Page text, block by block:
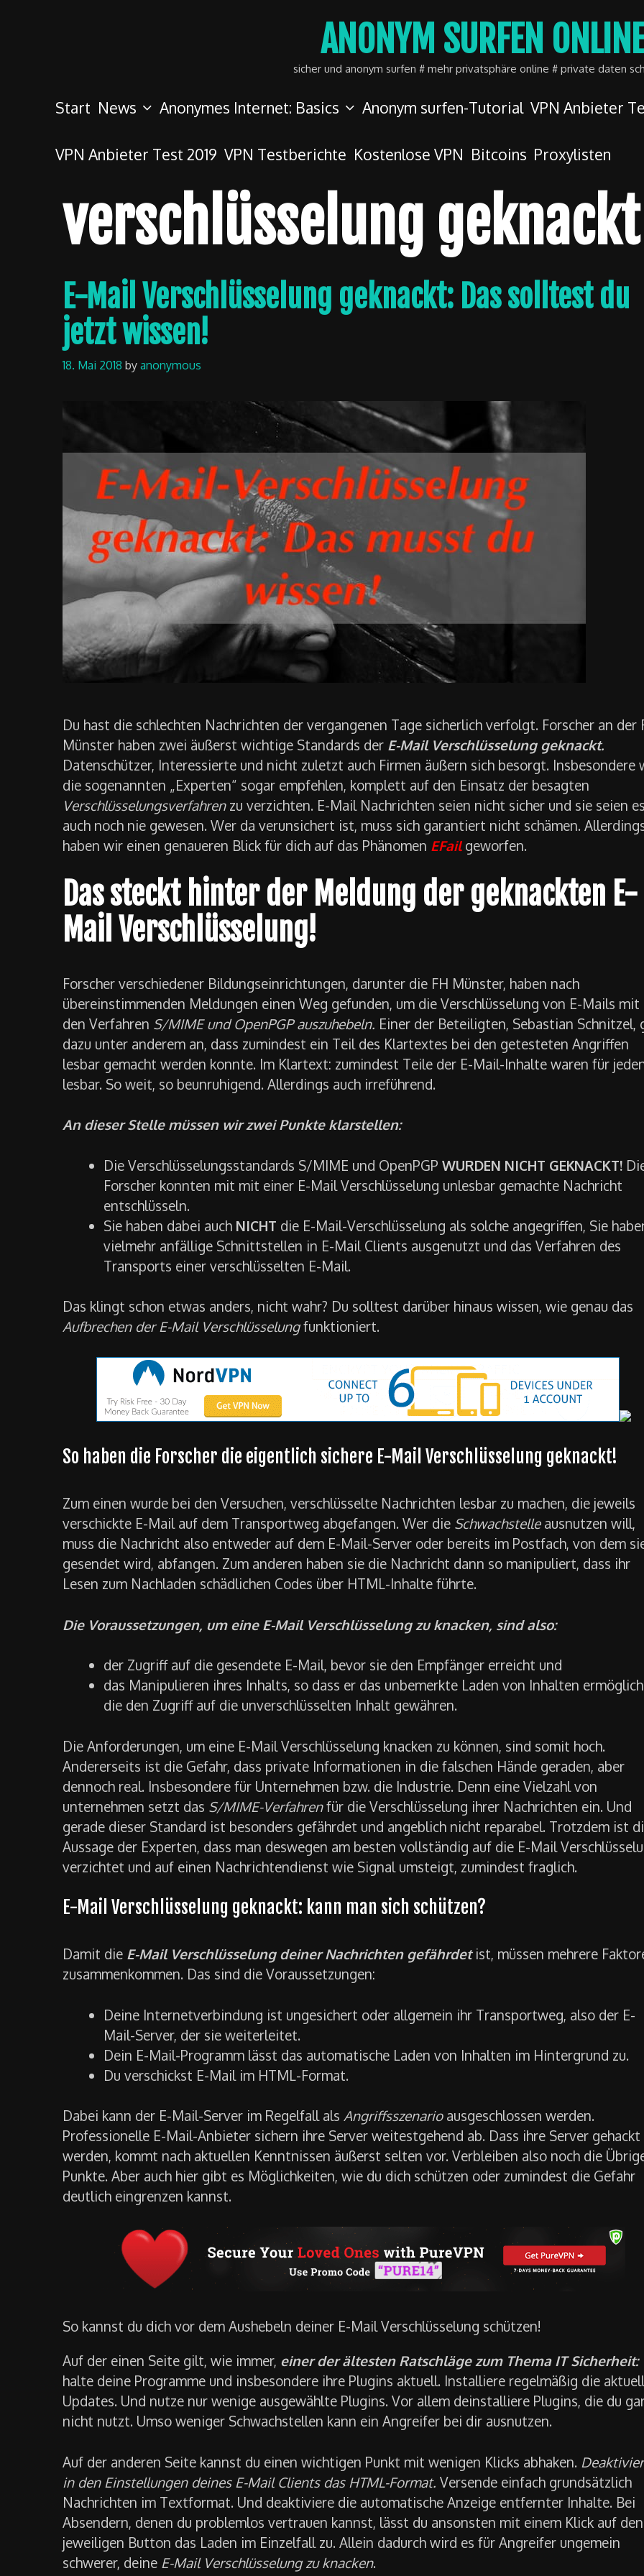
ANONYM SURFEN
sicher und anonym surfen # mehr privatsphäre online # private daten
Start News Anonymes Internet: Basics Anonym surfen-Tutorial VPN Anbieter
VPN Anbieter Test 2019 VPN Testberichte Kostenlose VPN Bitcoins Proxylisten
verschlüsselung geknackt
E-Mail Verschlüsselung geknackt: Das solltest du
jetzt wissen!
18. Mai 2018 byanonymous
Du hast die schlechten Nachrichten der vergangenen Tage sicherlich verfolgt. Forscher an der
Münster haben zwei äußerst wichtige Standards der E-Mail Verschlüsselung geknackt.
Datenschützer, Interessierte und nicht zuletzt auch Firmen äußern sich besorgt. Insbesondere
die sogenannten „Experten“ sogar empfehlen, komplett auf den Einsatz der besagten
Verschlüsselungsverfahrenzu verzichten. E-Mail Nachrichten seien nicht sicher und sie seien
auch noch nie gewesen. Wer da verunsichert ist, muss sich garantiert nicht schämen.
haben wir einen genaueren Blick für dich auf das Phänomen EFailgeworfen.
Das steckt hinter der Meldung der geknackten E-
Mail Verschlüsselung!
Forscher verschiedener Bildungseinrichtungen, darunter die FH Münster, haben nach
übereinstimmenden Meldungen einen Weg gefunden, um die Verschlüsselung von E-Mails mit
den Verfahren S/MIME und OpenPGP auszuhebeln. Einer der Beteiligten, Sebastian Schnitzel,
dazu unter anderem an, dass zumindest ein Teil des Klartextes bei den getesteten Angriffen
lesbar gemacht werden konnte. Im Klartext: zumindest Teile der E-Mail-Inhalte waren für
lesbar. So weit, so beunruhigend. Allerdings auch irreführend.
An dieser Stelle müssen wir zwei Punkte klarstellen:
Die Verschlüsselungsstandards S/MIME und OpenPGP WURDEN NICHT GEKNACKT!
Forscher konnten mit mit einer E-Mail Verschlüsselung unlesbar gemachte Nachricht
entschlüsseln.
Sie haben dabei auch NICHT die E-Mail-Verschlüsselung als solche angegriffen, Sie
vielmehr anfällige Schnittstellen in E-Mail Clients ausgenutzt und das Verfahren des
Transports einer verschlüsselten E-Mail.
Das klingt schon etwas anders, nicht wahr? Du solltest darüber hinaus wissen, wie genau das
Aufbrechen der E-Mail Verschlüsselungfunktioniert.
So haben die Forscher die eigentlich sichere E-Mail Verschlüsselung geknackt!
Zum einen wurde bei den Versuchen, verschlüsselte Nachrichten lesbar zu machen, die jeweils
verschickte E-Mail auf dem Transportweg abgefangen. Wer die Schwachstelleausnutzen will,
muss die Nachricht also entweder auf dem E-Mail-Server oder bereits im Postfach, von dem
gesendet wird, abfangen. Zum anderen haben sie die Nachricht dann so manipuliert, dass ihr
Lesen zum Nachladen schädlichen Codes über HTML-Inhalte führte.
Die Voraussetzungen, um eine E-Mail Verschlüsselung zu knacken, sind also:
der Zugriff auf die gesendete E-Mail, bevor sie den Empfänger erreicht und
das Manipulieren ihres Inhalts, so dass er das unbemerkte Laden von Inhalten
die den Zugriff auf die unverschlüsselten Inhalt gewähren.
Die Anforderungen, um eine E-Mail Verschlüsselung knacken zu können, sind somit hoch.
Andererseits ist die Gefahr, dass private Informationen in die falschen Hände geraden, aber
dennoch real. Insbesondere für Unternehmen bzw. die Industrie. Denn eine Vielzahl von
unternehmen setzt das S/MIME-Verfahrenfür die Verschlüsselung ihrer Nachrichten ein. Und
gerade dieser Standard ist besonders gefährdet und angeblich nicht reparabel. Trotzdem ist
Aussage der Experten, dass man deswegen am besten vollständig auf die E-Mail
verzichtet und auf einen Nachrichtendienst wie Signal umsteigt, zumindest fraglich.
E-Mail Verschlüsselung geknackt: kann man sich schützen?
Damit die E-Mail Verschlüsselung deiner Nachrichten gefährdetist, müssen mehrere
zusammenkommen. Das sind die Voraussetzungen:
Deine Internetverbindung ist ungesichert oder allgemein ihr Transportweg, also der E-
Mail-Server, der sie weiterleitet.
Dein E-Mail-Programm lässt das automatische Laden von Inhalten im Hintergrund zu.
Du verschickst E-Mail im HTML-Format.
Dabei kann der E-Mail-Server im Regelfall als Angriffsszenarioausgeschlossen werden.
Professionelle E-Mail-Anbieter sichern ihre Server weitestgehend ab. Dass ihre Server gehackt
werden, kommt nach aktuellen Kenntnissen äußerst selten vor. Verbleiben also noch die
Punkte. Aber auch hier gibt es Möglichkeiten, wie du dich schützen oder zumindest die Gefahr
deutlich eingrenzen kannst.
So kannst du dich vor dem Aushebeln deiner E-Mail Verschlüsselung schützen!
Auf der einen Seite gilt, wie immer, einer der ältesten Ratschläge zum Thema IT Sicherheit:
halte deine Programme und insbesondere ihre Plugins aktuell. Installiere regelmäßig die
Updates. Und nutze nur wenige ausgewählte Plugins. Vor allem deinstalliere Plugins, die du
nicht nutzt. Umso weniger Schwachstellen kann ein Angreifer bei dir ausnutzen.
Auf der anderen Seite kannst du einen wichtigen Punkt mit wenigen Klicks abhaken.
in den Einstellungen deines E-Mail Clients das HTML-Format. Versende einfach grundsätzlich
Nachrichten im Textformat. Und deaktiviere die automatische Anzeige entfernter Inhalte. Bei
Absendern, denen du problemlos vertrauen kannst, lässt du ansonsten mit einem Klick auf den
jeweiligen Button das Laden im Einzelfall zu. Allein dadurch wird es für Angreifer ungemein
schwerer, deine E-Mail Verschlüsselung zu knacken.